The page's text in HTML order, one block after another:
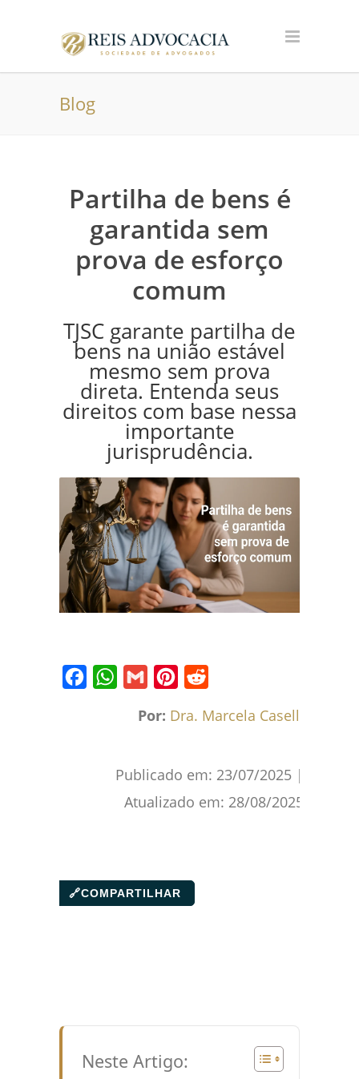
Blog
Partilha de bens é
garantida sem
prova de esforço
comum
TJSC garante partilha de
bens na união estável
mesmo sem prova
direta. Entenda seus
direitos com base nessa
importante
jurisprudência.
Por: Dra. Marcela Caselli
Publicado em: 23/07/2025 |
Atualizado em: 28/08/2025
🔗COMPARTILHAR
Neste Artigo: